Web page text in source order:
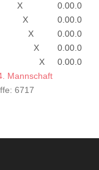
X 0.00.0
X 0.00.0
X 0.00.0
X 0.00.0
X 0.00.0
Mannschaft
6717